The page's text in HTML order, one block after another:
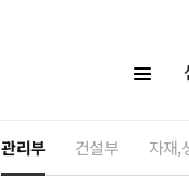
관리부 건설부 자재,